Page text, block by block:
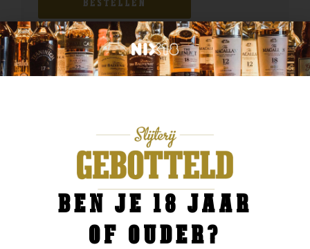
BESTELLEN
BEN JE 18 JAAR
OF OUDER?